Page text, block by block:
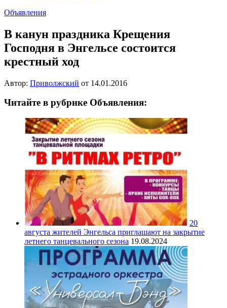
Объявления
В канун праздника Крещения
Господня в Энгельсе состоится
крестный ход
Автор: Приволжский от 14.01.2016
Читайте в рубрике Объявления:
20
августа жителей Энгельса приглашают на закрытие
летнего танцевального сезона 19.08.2024